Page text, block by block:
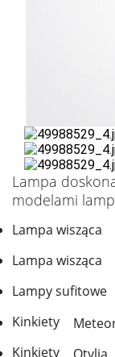
Lampa
modelami
Lampa wisząca
Lampa wisząca
Lampy sufitowe
Kinkiety
Kinkiety